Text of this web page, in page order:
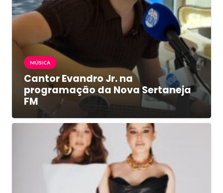
MÚSICA
Cantor Evandro Jr. na
programação da Nova Sertaneja
FM